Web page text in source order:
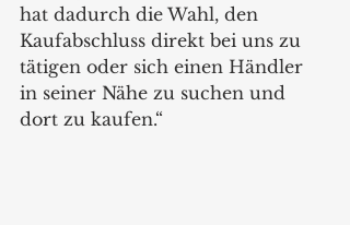
hat dadurch die Wahl, den
Kaufabschluss direkt bei uns zu
tätigen oder sich einen Händler
in seiner Nähe zu suchen und
dort zu kaufen.“